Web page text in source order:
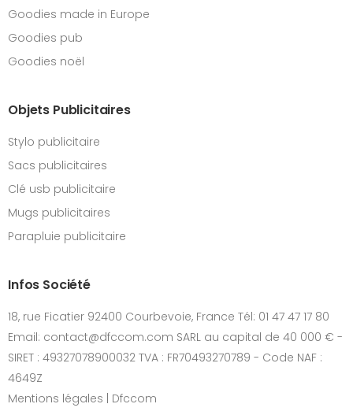
Goodies made in Europe
Goodies pub
Goodies noël
Objets Publicitaires
Stylo publicitaire
Sacs publicitaires
Clé usb publicitaire
Mugs publicitaires
Parapluie publicitaire
Infos Société
18, rue Ficatier 92400 Courbevoie, France Tél: 01 47 47 17 80
Email: contact@dfccom.com SARL au capital de 40 000 € -
SIRET : 49327078900032 TVA : FR70493270789 - Code NAF :
4649Z
Mentions légales | Dfccom